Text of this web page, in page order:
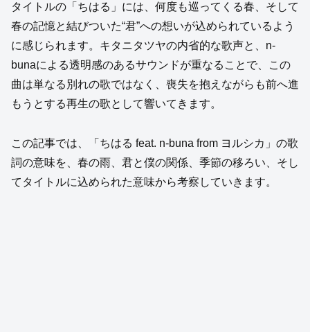
タイトルの「ちはる」には、何度も巡ってくる春、そして
春の記憶と結びついた“君”への想いが込められているよう
に感じられます。キタニタツヤの内省的な歌声と、n-
bunaによる透明感のあるサウンドが重なることで、この
曲は単なる別れの歌ではなく、喪失を抱えながらも前へ進
もうとする再生の歌として響いてきます。
この記事では、「ちはる feat. n-buna from ヨルシカ」の歌
詞の意味を、春の雨、君と僕の関係、季節の移ろい、そし
てタイトルに込められた意味から考察していきます。